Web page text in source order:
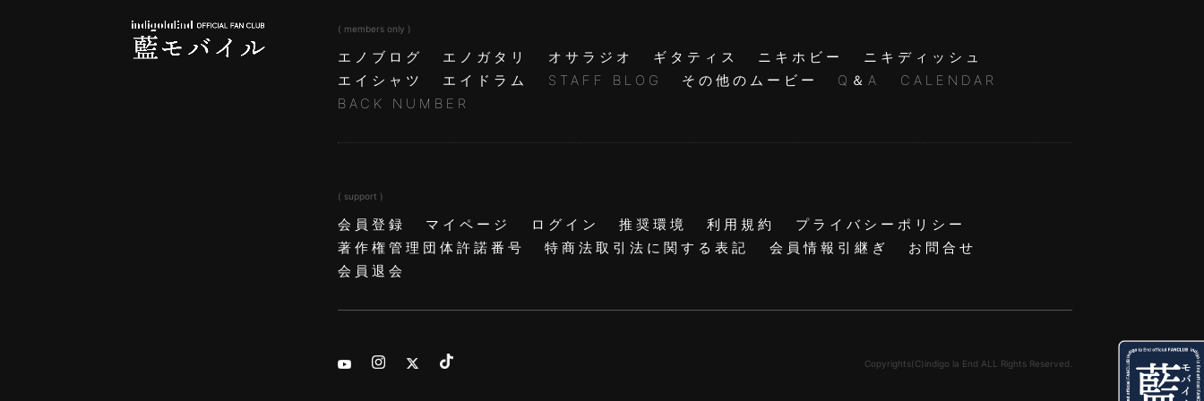
( members only )
エノブログ エノガタリ オサラジオ ギタティス ニキホビー
ニキディッシュ
エイシャツ
エイドラム STAFF BLOG その他のムービー Q＆A
CALENDAR
BACK NUMBER
( support )
会員登録 マイページ ログイン 推奨環境 利用規約
プライバシーポリシー
著作権管理団体許諾番号
特商法取引法に関する表記 会員情報引継ぎ
お問合せ
会員退会
Copyrights(C)indigo la End ALL Rights Reserved.